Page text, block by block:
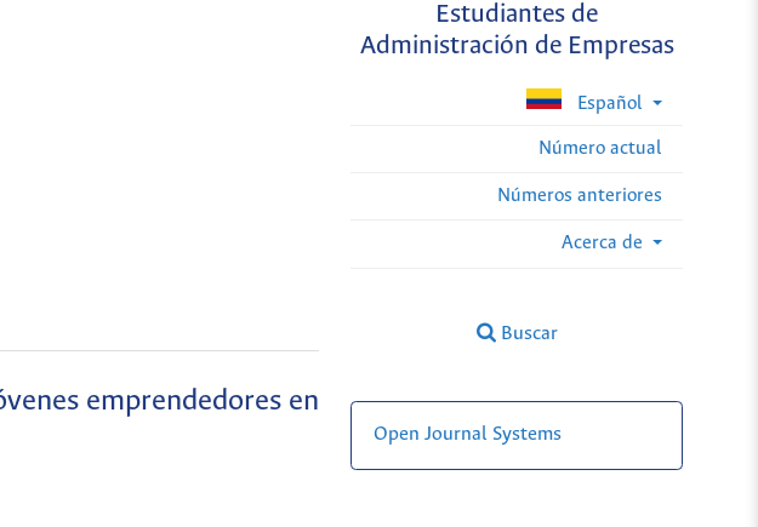
Estudiantes de
Administración de Empresas
Español
Número actual
Números anteriores
Acerca de
Buscar
emprendedores en
Open Journal Systems